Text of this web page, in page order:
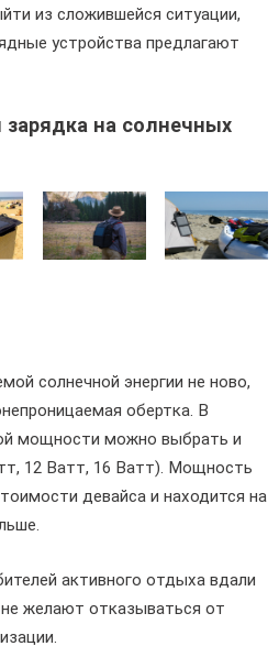
из сложившейся ситуации,
устройства предлагают
на солнечных
солнечной энергии не ново,
обертка. В
мощности можно выбрать и
12 Ватт, 16 Ватт). Мощность
девайса и находится на
активного отдыха вдали
желают отказываться от